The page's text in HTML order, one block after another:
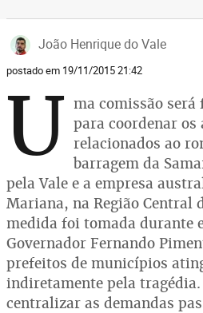
João Henrique do Vale
postado em 19/11/2015 21:42
U ma comissão
para coordenar os
relacionados ao
barragem da
pela Vale e a empresa
Mariana, na Região Central
medida foi tomada durante
Governador Fernando
prefeitos de municípios
indiretamente pela tragédia.
centralizar as demandas